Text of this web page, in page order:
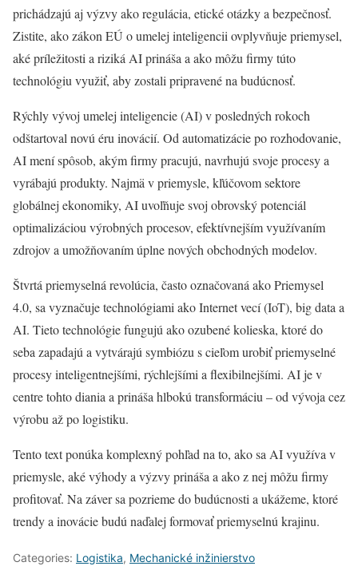
prichádzajú aj výzvy ako regulácia, etické otázky a bezpečnosť.
Zistite, ako zákon EÚ o umelej inteligencii ovplyvňuje priemysel,
aké príležitosti a riziká AI prináša a ako môžu firmy túto
technológiu využiť, aby zostali pripravené na budúcnosť.
Rýchly vývoj umelej inteligencie (AI) v posledných rokoch
odštartoval novú éru inovácií. Od automatizácie po rozhodovanie,
AI mení spôsob, akým firmy pracujú, navrhujú svoje procesy a
vyrábajú produkty. Najmä v priemysle, kľúčovom sektore
globálnej ekonomiky, AI uvoľňuje svoj obrovský potenciál
optimalizáciou výrobných procesov, efektívnejším využívaním
zdrojov a umožňovaním úplne nových obchodných modelov.
Štvrtá priemyselná revolúcia, často označovaná ako Priemysel
4.0, sa vyznačuje technológiami ako Internet vecí (IoT), big data a
AI. Tieto technológie fungujú ako ozubené kolieska, ktoré do
seba zapadajú a vytvárajú symbiózu s cieľom urobiť priemyselné
procesy inteligentnejšími, rýchlejšími a flexibilnejšími. AI je v
centre tohto diania a prináša hlbokú transformáciu – od vývoja cez
výrobu až po logistiku.
Tento text ponúka komplexný pohľad na to, ako sa AI využíva v
priemysle, aké výhody a výzvy prináša a ako z nej môžu firmy
profitovať. Na záver sa pozrieme do budúcnosti a ukážeme, ktoré
trendy a inovácie budú naďalej formovať priemyselnú krajinu.
Categories: Logistika, Mechanické inžinierstvo